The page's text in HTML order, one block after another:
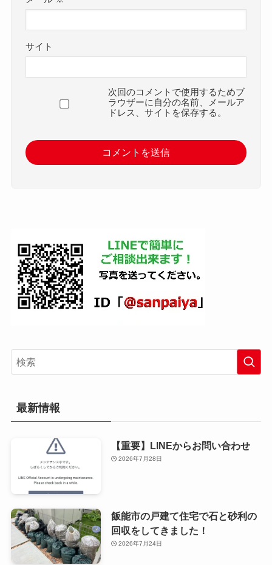
サイト
次回のコメントで使用するためブ
ラウザーに自分の名前、メールア
ドレス、サイトを保存する。
最新情報
【重要】LINEからお問い合わせ
2026年7月28日
飯能市の戸建て住宅で石と砂利の
回収をしてきました！
2026年7月24日